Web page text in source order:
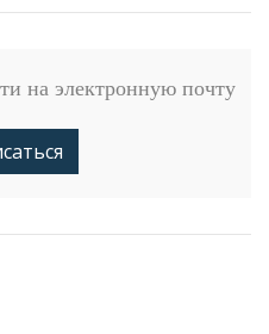
на электронную почту